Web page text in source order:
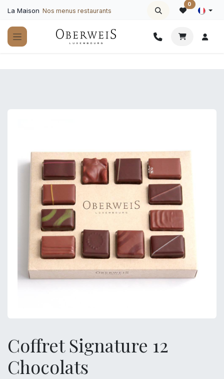
La Maison Nos menus restaurants
0
Coffret Signature 12
Chocolats